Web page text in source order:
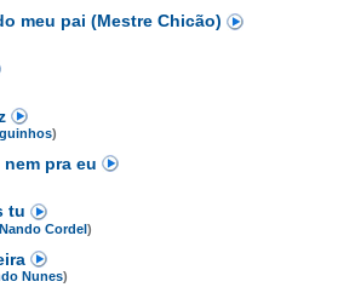
meu pai (Mestre Chicão)
)
nem pra eu
tu
Nando Cordel)
Nunes)